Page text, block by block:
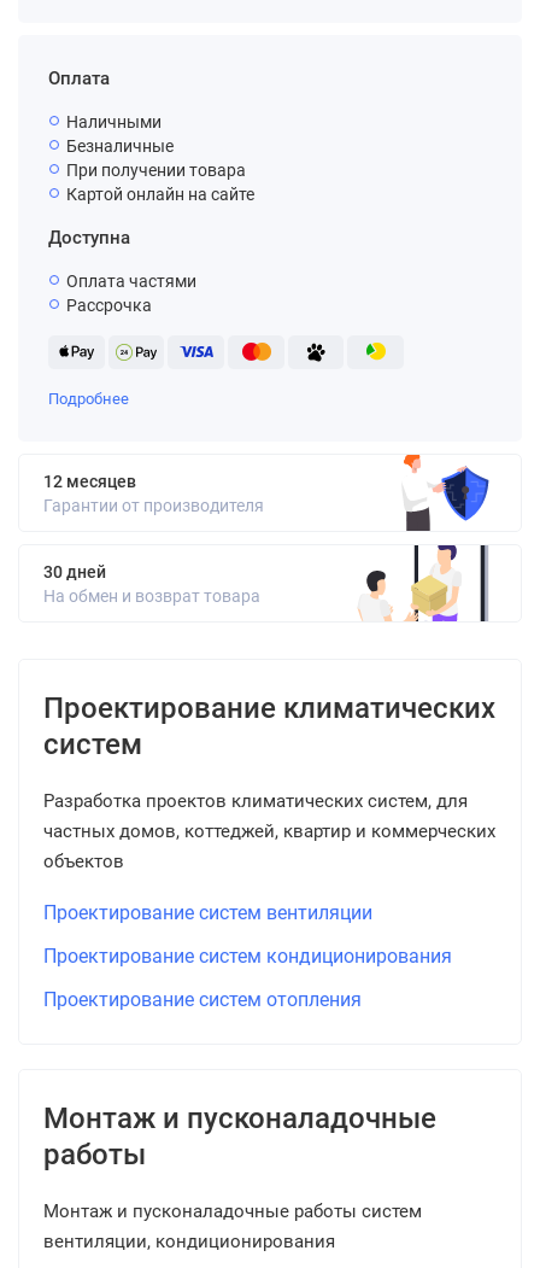
Оплата
Наличными
Безналичные
При получении товара
Картой онлайн на сайте
Доступна
Оплата частями
Рассрочка
Подробнее
12 месяцев
Гарантии от производителя
30 дней
На обмен и возврат товара
Проектирование климатических
систем
Разработка проектов климатических систем, для
частных домов, коттеджей, квартир и коммерческих
объектов
Проектирование систем вентиляции
Проектирование систем кондиционирования
Проектирование систем отопления
Монтаж и пусконаладочные
работы
Монтаж и пусконаладочные работы систем
вентиляции, кондиционирования